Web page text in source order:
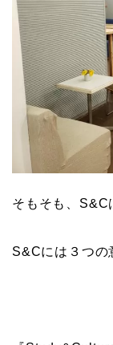
そもそも、S&C
S&Cには３つの